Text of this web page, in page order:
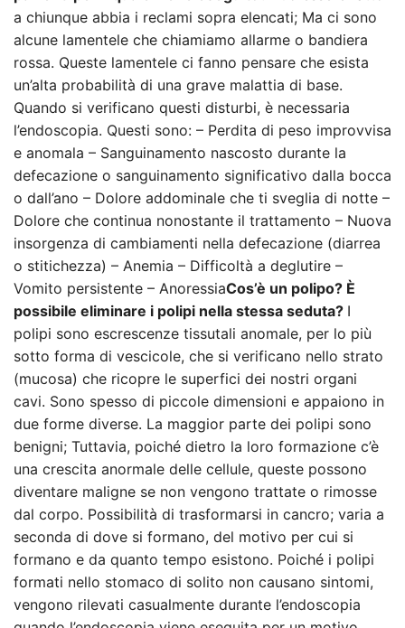
a chiunque abbia i reclami sopra elencati; Ma ci sono
alcune lamentele che chiamiamo allarme o bandiera
rossa. Queste lamentele ci fanno pensare che esista
un’alta probabilità di una grave malattia di base.
Quando si verificano questi disturbi, è necessaria
l’endoscopia. Questi sono: – Perdita di peso improvvisa
e anomala – Sanguinamento nascosto durante la
defecazione o sanguinamento significativo dalla bocca
o dall’ano – Dolore addominale che ti sveglia di notte –
Dolore che continua nonostante il trattamento – Nuova
insorgenza di cambiamenti nella defecazione (diarrea
o stitichezza) – Anemia – Difficoltà a deglutire –
Vomito persistente – AnoressiaCos’è un polipo? È
possibile eliminare i polipi nella stessa seduta? I
polipi sono escrescenze tissutali anomale, per lo più
sotto forma di vescicole, che si verificano nello strato
(mucosa) che ricopre le superfici dei nostri organi
cavi. Sono spesso di piccole dimensioni e appaiono in
due forme diverse. La maggior parte dei polipi sono
benigni; Tuttavia, poiché dietro la loro formazione c’è
una crescita anormale delle cellule, queste possono
diventare maligne se non vengono trattate o rimosse
dal corpo. Possibilità di trasformarsi in cancro; varia a
seconda di dove si formano, del motivo per cui si
formano e da quanto tempo esistono. Poiché i polipi
formati nello stomaco di solito non causano sintomi,
vengono rilevati casualmente durante l’endoscopia